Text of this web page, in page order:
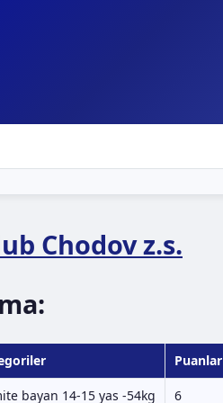
Chodov z.s.
Puanlar
bayan 14-15 yas -54kg 6